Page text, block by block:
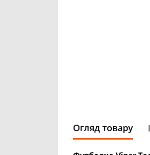
Огляд товару